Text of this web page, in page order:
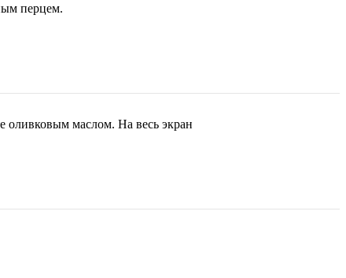
перцем.
оливковым маслом. На весь экран